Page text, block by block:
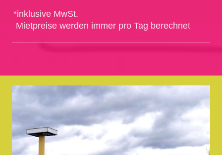
*inklusive MwSt.
Mietpreise werden immer pro Tag berechnet